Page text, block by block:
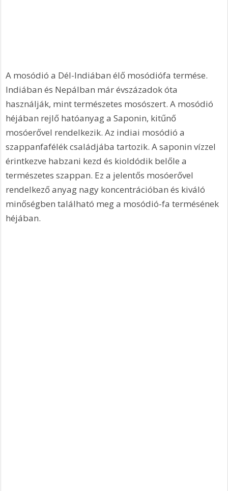
A mosódió a Dél-Indiában élő mosódiófa termése.
Indiában és Nepálban már évszázadok óta
használják, mint természetes mosószert. A mosódió
héjában rejlő hatóanyag a Saponin, kitűnő
mosóerővel rendelkezik. Az indiai mosódió a
szappanfafélék családjába tartozik. A saponin vízzel
érintkezve habzani kezd és kioldódik belőle a
természetes szappan. Ez a jelentős mosóerővel
rendelkező anyag nagy koncentrációban és kiváló
minőségben található meg a mosódió-fa termésének
héjában.